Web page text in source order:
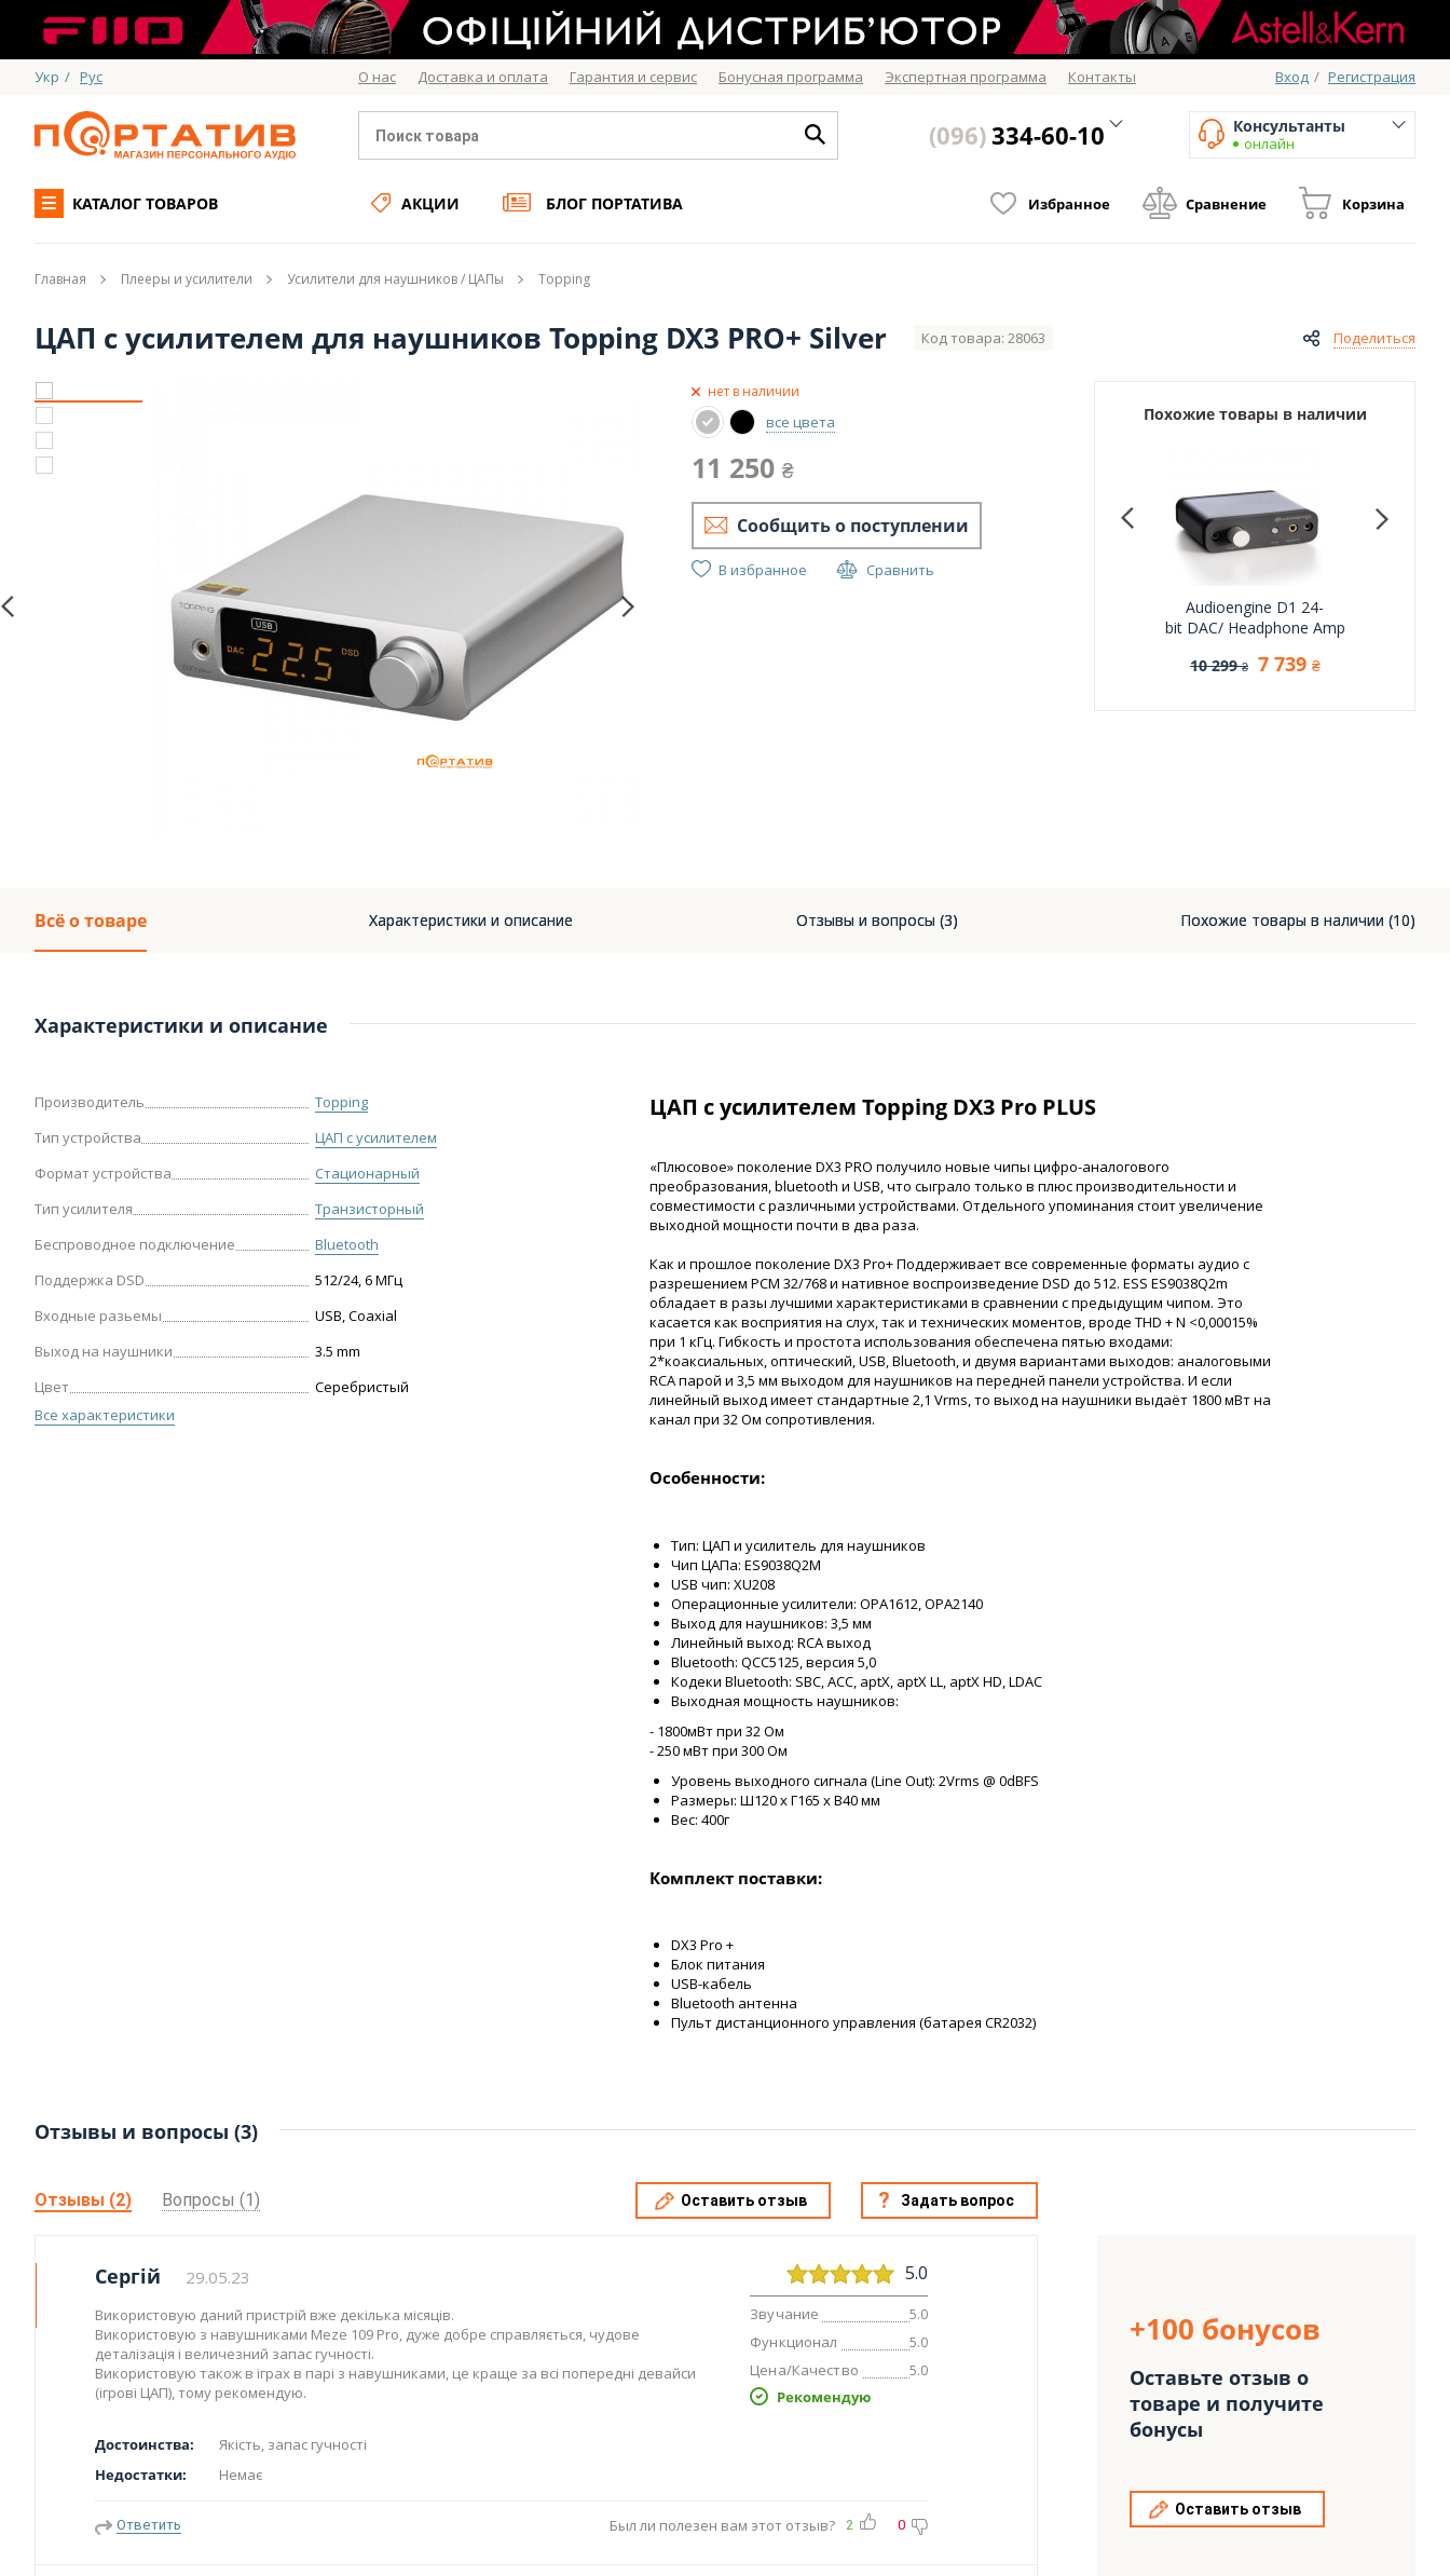
Укр / Рус О нас Доставка и оплата Гарантия и сервис Бонусная программа Экспертная программа Контакты Вход / Регистрация
(096)334-60-10 Консультанты
онлайн
КАТАЛОГ ТОВАРОВ АКЦИИ БЛОГ ПОРТАТИВА Избранное Сравнение Корзина
Главная Плееры и усилители Усилители для наушников / ЦАПы Topping
ЦАП с усилителем для наушников Topping DX3 PRO+ Silver Код товара: 28063 Поделиться
нет в наличии
все цвета
11 250 ₴
Сообщить о поступлении
В избранное Сравнить
Похожие товары в наличии
Audioengine D1 24-
bit DAC/ Headphone Amp
10 299 ₴ 7 739 ₴
Всё о товаре Характеристики и описание Отзывы и вопросы (3) Похожие товары в наличии (10)
Характеристики и описание
Производитель
Topping
Тип устройства
ЦАП с усилителем
Формат устройства
Стационарный
Тип усилителя
Транзисторный
Беспроводное подключение
Bluetooth
Поддержка DSD
512/24, 6 МГц
Входные разьемы
USB, Coaxial
Выход на наушники
3.5 mm
Цвет
Серебристый
Все характеристики
ЦАП с усилителем Topping DX3 Pro PLUS
«Плюсовое» поколение DX3 PRO получило новые чипы цифро-аналогового
преобразования, bluetooth и USB, что сыграло только в плюс производительности и
совместимости с различными устройствами. Отдельного упоминания стоит увеличение
выходной мощности почти в два раза.
Как и прошлое поколение DX3 Pro+ Поддерживает все современные форматы аудио с
разрешением PCM 32/768 и нативное воспроизведение DSD до 512. ESS ES9038Q2m
обладает в разы лучшими характеристиками в сравнении с предыдущим чипом. Это
касается как восприятия на слух, так и технических моментов, вроде THD + N <0,00015%
при 1 кГц. Гибкость и простота использования обеспечена пятью входами:
2*коаксиальных, оптический, USB, Bluetooth, и двумя вариантами выходов: аналоговыми
RCA парой и 3,5 мм выходом для наушников на передней панели устройства. И если
линейный выход имеет стандартные 2,1 Vrms, то выход на наушники выдаёт 1800 мВт на
канал при 32 Ом сопротивления.
Особенности:
Тип: ЦАП и усилитель для наушников
Чип ЦАПа: ES9038Q2M
USB чип: XU208
Операционные усилители: OPA1612, OPA2140
Выход для наушников: 3,5 мм
Линейный выход: RCA выход
Bluetooth: QCC5125, версия 5,0
Кодеки Bluetooth: SBC, ACC, aptX, aptX LL, aptX HD, LDAC
Выходная мощность наушников:
- 1800мВт при 32 Ом
- 250 мВт при 300 Ом
Уровень выходного сигнала (Line Out): 2Vrms @ 0dBFS
Размеры: Ш120 х Г165 х В40 мм
Вес: 400г
Комплект поставки:
DX3 Pro +
Блок питания
USB-кабель
Bluetooth антенна
Пульт дистанционного управления (батарея CR2032)
Отзывы и вопросы (3)
Отзывы (2) Вопросы (1) Оставить отзыв Задать вопрос
Сергій 29.05.23
Використовую даний пристрій вже декілька місяців.
Використовую з навушниками Meze 109 Pro, дуже добре справляється, чудове
деталізація і величезний запас гучності.
Використовую також в іграх в парі з навушниками, це краще за всі попередні девайси
(ігрові ЦАП), тому рекомендую.
Достоинства:
Якість, запас гучності
Недостатки:
Немає
5.0
Звучание 5.0
Функционал 5.0
Цена/Качество 5.0
Рекомендую
Ответить Был ли полезен вам этот отзыв? 2 0
+100 бонусов
Оставьте отзыв о
товаре и получите
бонусы
Оставить отзыв